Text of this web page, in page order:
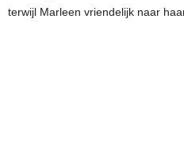
terwijl Marleen vriendelijk naar